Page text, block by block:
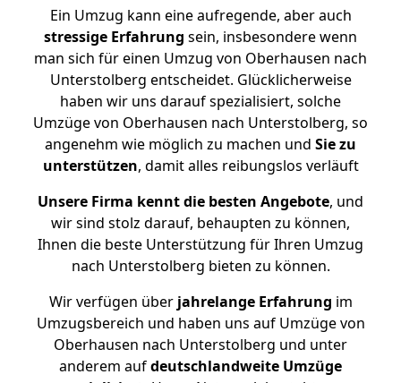
Ein Umzug kann eine aufregende, aber auch
stressige Erfahrung sein, insbesondere wenn
man sich für einen Umzug von Oberhausen nach
Unterstolberg entscheidet. Glücklicherweise
haben wir uns darauf spezialisiert, solche
Umzüge von Oberhausen nach Unterstolberg, so
angenehm wie möglich zu machen und Sie zu
unterstützen, damit alles reibungslos verläuft
Unsere Firma kennt die besten Angebote, und
wir sind stolz darauf, behaupten zu können,
Ihnen die beste Unterstützung für Ihren Umzug
nach Unterstolberg bieten zu können.
Wir verfügen überjahrelange Erfahrung im
Umzugsbereich und haben uns auf Umzüge von
Oberhausen nach Unterstolberg und unter
anderem aufdeutschlandweite Umzüge